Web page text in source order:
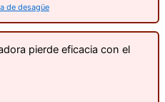
de desagüe